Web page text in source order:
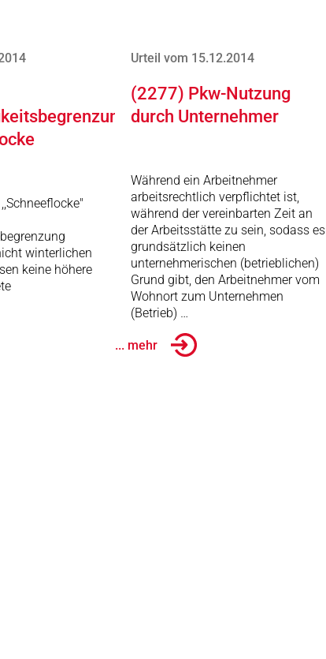
winterlichen
keine höhere
Urteil vom 15.12.2014
(2277) Pkw-Nutzung
durch Unternehmer
Während ein Arbeitnehmer
arbeitsrechtlich verpflichtet ist,
während der vereinbarten Zeit an
der Arbeitsstätte zu sein, sodass es
grundsätzlich keinen
unternehmerischen (betrieblichen)
Grund gibt, den Arbeitnehmer vom
Wohnort zum Unternehmen
(Betrieb) …
... mehr